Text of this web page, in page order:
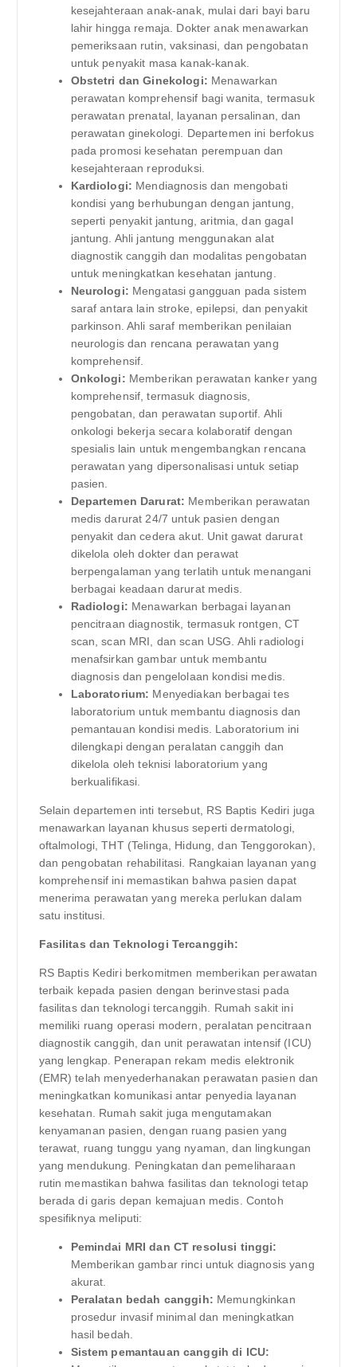
kesejahteraan anak-anak, mulai dari bayi baru
lahir hingga remaja. Dokter anak menawarkan
pemeriksaan rutin, vaksinasi, dan pengobatan
untuk penyakit masa kanak-kanak.
Obstetri dan Ginekologi: Menawarkan
perawatan komprehensif bagi wanita, termasuk
perawatan prenatal, layanan persalinan, dan
perawatan ginekologi. Departemen ini berfokus
pada promosi kesehatan perempuan dan
kesejahteraan reproduksi.
Kardiologi: Mendiagnosis dan mengobati
kondisi yang berhubungan dengan jantung,
seperti penyakit jantung, aritmia, dan gagal
jantung. Ahli jantung menggunakan alat
diagnostik canggih dan modalitas pengobatan
untuk meningkatkan kesehatan jantung.
Neurologi: Mengatasi gangguan pada sistem
saraf antara lain stroke, epilepsi, dan penyakit
parkinson. Ahli saraf memberikan penilaian
neurologis dan rencana perawatan yang
komprehensif.
Onkologi: Memberikan perawatan kanker yang
komprehensif, termasuk diagnosis,
pengobatan, dan perawatan suportif. Ahli
onkologi bekerja secara kolaboratif dengan
spesialis lain untuk mengembangkan rencana
perawatan yang dipersonalisasi untuk setiap
pasien.
Departemen Darurat: Memberikan perawatan
medis darurat 24/7 untuk pasien dengan
penyakit dan cedera akut. Unit gawat darurat
dikelola oleh dokter dan perawat
berpengalaman yang terlatih untuk menangani
berbagai keadaan darurat medis.
Radiologi: Menawarkan berbagai layanan
pencitraan diagnostik, termasuk rontgen, CT
scan, scan MRI, dan scan USG. Ahli radiologi
menafsirkan gambar untuk membantu
diagnosis dan pengelolaan kondisi medis.
Laboratorium: Menyediakan berbagai tes
laboratorium untuk membantu diagnosis dan
pemantauan kondisi medis. Laboratorium ini
dilengkapi dengan peralatan canggih dan
dikelola oleh teknisi laboratorium yang
berkualifikasi.
Selain departemen inti tersebut, RS Baptis Kediri juga
menawarkan layanan khusus seperti dermatologi,
oftalmologi, THT (Telinga, Hidung, dan Tenggorokan),
dan pengobatan rehabilitasi. Rangkaian layanan yang
komprehensif ini memastikan bahwa pasien dapat
menerima perawatan yang mereka perlukan dalam
satu institusi.
Fasilitas dan Teknologi Tercanggih:
RS Baptis Kediri berkomitmen memberikan perawatan
terbaik kepada pasien dengan berinvestasi pada
fasilitas dan teknologi tercanggih. Rumah sakit ini
memiliki ruang operasi modern, peralatan pencitraan
diagnostik canggih, dan unit perawatan intensif (ICU)
yang lengkap. Penerapan rekam medis elektronik
(EMR) telah menyederhanakan perawatan pasien dan
meningkatkan komunikasi antar penyedia layanan
kesehatan. Rumah sakit juga mengutamakan
kenyamanan pasien, dengan ruang pasien yang
terawat, ruang tunggu yang nyaman, dan lingkungan
yang mendukung. Peningkatan dan pemeliharaan
rutin memastikan bahwa fasilitas dan teknologi tetap
berada di garis depan kemajuan medis. Contoh
spesifiknya meliputi:
Pemindai MRI dan CT resolusi tinggi:
Memberikan gambar rinci untuk diagnosis yang
akurat.
Peralatan bedah canggih: Memungkinkan
prosedur invasif minimal dan meningkatkan
hasil bedah.
Sistem pemantauan canggih di ICU: